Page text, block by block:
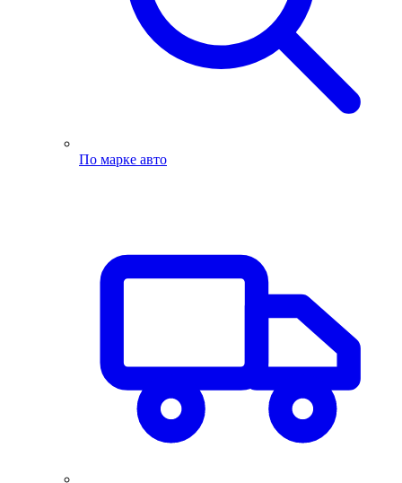
По марке авто